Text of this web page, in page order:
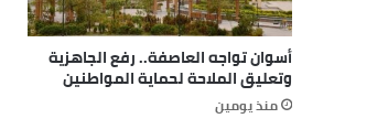
أسوان تواجه العاصفة.. رفع الجاهزية
وتعليق الملاحة لحماية المواطنين
منذ يومين